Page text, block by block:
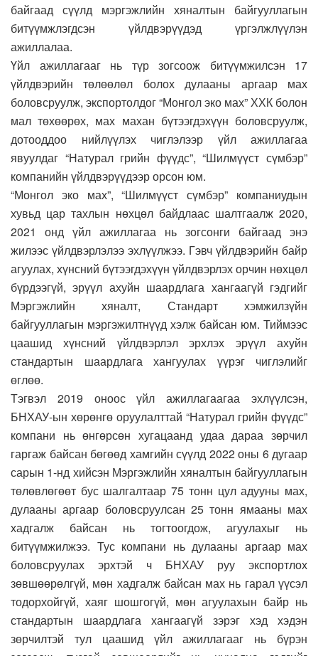
байгаад сүүлд мэргэжлийн хяналтын байгууллагын
битүүмжлэгдсэн үйлдвэрүүдэд үргэлжлүүлэн
ажиллалаа.
Үйл ажиллагааг нь түр зогсоож битүүмжилсэн 17
үйлдвэрийн төлөөлөл болох дулааны аргаар мах
боловсруулж, экспортолдог “Монгол эко мах” ХХК болон
мал төхөөрөх, мах махан бүтээгдэхүүн боловсруулж,
дотооддоо нийлүүлэх чиглэлээр үйл ажиллагаа
явуулдаг “Натурал грийн фүүдс”, “Шилмүүст сүмбэр”
компанийн үйлдвэрүүдээр орсон юм.
“Монгол эко мах”, “Шилмүүст сүмбэр” компаниудын
хувьд цар тахлын нөхцөл байдлаас шалтгаалж 2020,
2021 онд үйл ажиллагаа нь зогсонги байгаад энэ
жилээс үйлдвэрлэлээ эхлүүлжээ. Гэвч үйлдвэрийн байр
агуулах, хүнсний бүтээгдэхүүн үйлдвэрлэх орчин нөхцөл
бүрдээгүй, эрүүл ахуйн шаардлага хангаагүй гэдгийг
Мэргэжлийн хяналт, Стандарт хэмжилзүйн
байгууллагын мэргэжилтнүүд хэлж байсан юм. Тиймээс
цаашид хүнсний үйлдвэрлэл эрхлэх эрүүл ахуйн
стандартын шаардлага хангуулах үүрэг чиглэлийг
өглөө.
Тэгвэл 2019 оноос үйл ажиллагаагаа эхлүүлсэн,
БНХАУ-ын хөрөнгө оруулалттай “Натурал грийн фүүдс”
компани нь өнгөрсөн хугацаанд удаа дараа зөрчил
гаргаж байсан бөгөөд хамгийн сүүлд 2022 оны 6 дугаар
сарын 1-нд хийсэн Мэргэжлийн хяналтын байгууллагын
төлөвлөгөөт бус шалгалтаар 75 тонн цул адууны мах,
дулааны аргаар боловсруулсан 25 тонн ямааны мах
хадгалж байсан нь тогтоогдож, агуулахыг нь
битүүмжилжээ. Тус компани нь дулааны аргаар мах
боловсруулах эрхтэй ч БНХАУ руу экспортлох
зөвшөөрөлгүй, мөн хадгалж байсан мах нь гарал үүсэл
тодорхойгүй, хаяг шошгогүй, мөн агуулахын байр нь
стандартын шаардлага хангаагүй зэрэг хэд хэдэн
зөрчилтэй тул цаашид үйл ажиллагааг нь бүрэн